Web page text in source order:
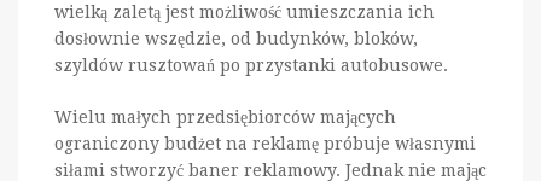
wielką zaletą jest możliwość umieszczania ich
dosłownie wszędzie, od budynków, bloków,
szyldów rusztowań po przystanki autobusowe.
Wielu małych przedsiębiorców mających
ograniczony budżet na reklamę próbuje własnymi
siłami stworzyć baner reklamowy. Jednak nie mając